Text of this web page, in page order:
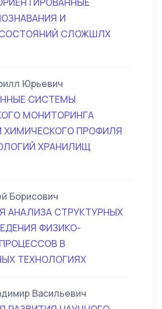
И
СЛОЖШЛХ
Юрьевич
СИСТЕМЫ
МОНИТОРИНГА
ХИМИЧЕСКОГО ПРОФИЛЯ
ХРАНИЛИЩ
Борисович
АНАЛИЗА СТРУКТУРНЫХ
ФИЗИКО-
В
ТЕХНОЛОГИЯХ
Васильевич